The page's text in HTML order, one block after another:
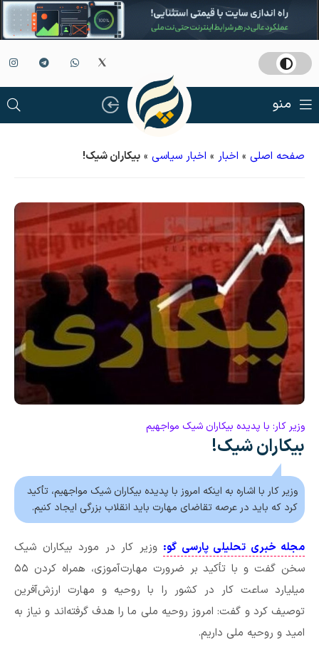
منو
صفحه اصلی » اخبار » اخبار سیاسی » بیکاران شیک!
وزیر کار: با پدیده بیکاران شیک مواجهیم
بیکاران شیک!
وزیر کار با اشاره به اینکه امروز با پدیده بیکاران شیک مواجهیم، تأکید
کرد که باید در عرصه تقاضای مهارت باید انقلاب بزرگی ایجاد کنیم.
مجله خبری تحلیلی پارسی گو: وزیر کار در مورد بیکاران شیک
سخن گفت و با تأکید بر ضرورت مهارت‌آموزی، همراه کردن ۵۵
میلیارد ساعت کار در کشور را با روحیه و مهارت ارزش‌آفرین
توصیف کرد و گفت: امروز روحیه ملی ما را هدف گرفته‌اند و نیاز به
امید و روحیه ملی داریم.